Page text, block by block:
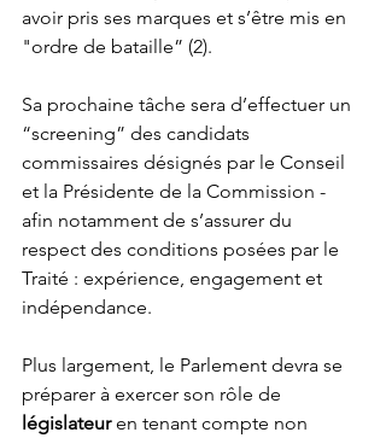
avoir pris ses marques et s’être mis en
"ordre de bataille” (2).
Sa prochaine tâche sera d’effectuer un
“screening” des candidats
commissaires désignés par le Conseil
et la Présidente de la Commission -
afin notamment de s’assurer du
respect des conditions posées par le
Traité : expérience, engagement et
indépendance.
Plus largement, le Parlement devra se
préparer à exercer son rôle de
législateur en tenant compte non